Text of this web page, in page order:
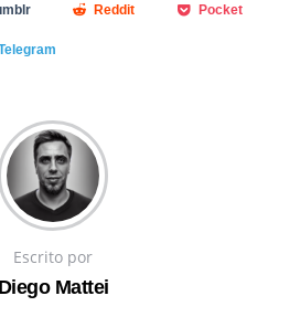
Reddit Pocket
Escrito por
Diego Mattei